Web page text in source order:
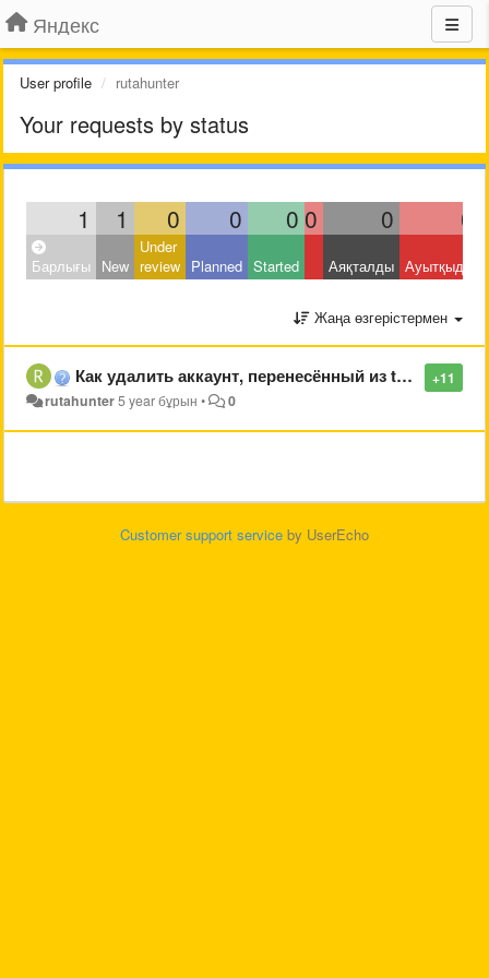
Яндекс
User profile rutahunter
Your requests by status
1 1 0 0 0 0 0 0
Барлығы New
Under
review Planned Started Аяқталды Ауытқыды
Жаңа өзгерістермен
+11
Как удалить аккаунт, перенесённый из tut.by?
rutahunter5 year бұрын • 0
Customer support service by UserEcho